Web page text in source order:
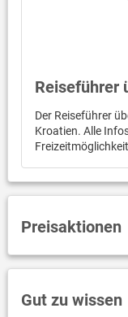
Reiseführer
Der Reiseführer
Kroatien. Alle
Preisaktionen
Gut zu wissen